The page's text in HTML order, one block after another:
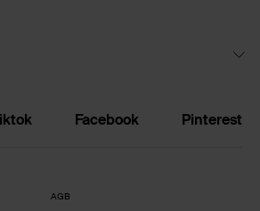
Facebook Pinterest
AGB